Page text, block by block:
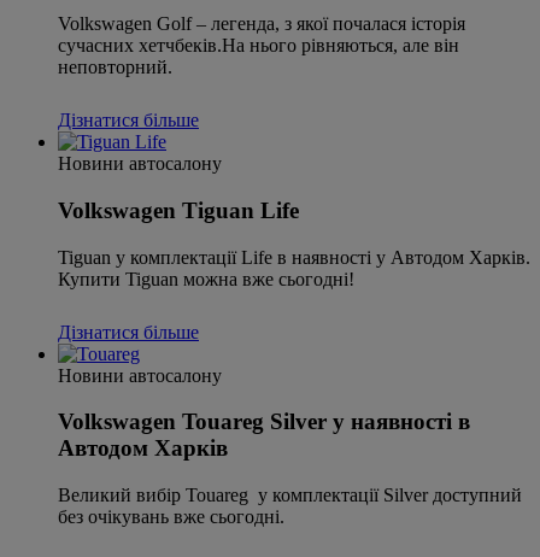
Volkswagen Golf – легенда, з якої почалася історія
сучасних хетчбеків.На нього рівняються, але він
неповторний.
Дізнатися більше
Новини автосалону
Volkswagen Tiguan Life
Tiguan у комплектації Life в наявності у Автодом Харків.
Купити Tiguan можна вже сьогодні!
Дізнатися більше
Новини автосалону
Volkswagen Touareg Silver у наявності в
Автодом Харків
Великий вибір Touareg у комплектації Silver доступний
без очікувань вже сьогодні.